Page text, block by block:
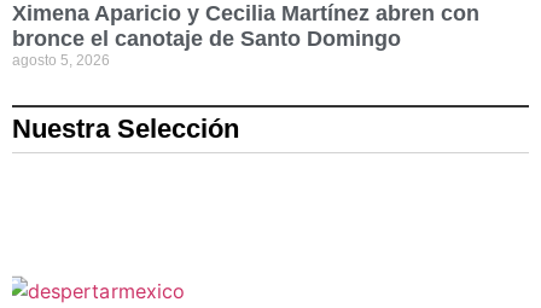
Ximena Aparicio y Cecilia Martínez abren con
bronce el canotaje de Santo Domingo
agosto 5, 2026
Nuestra Selección